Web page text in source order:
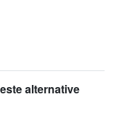
alternative